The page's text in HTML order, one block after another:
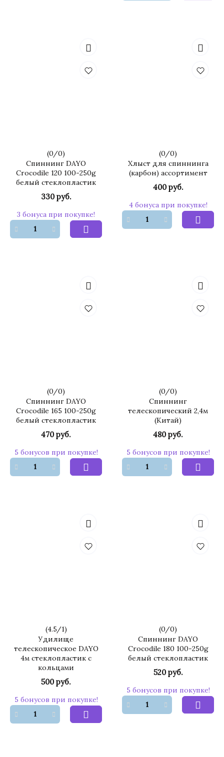
(0/0)
Спиннинг DAYO
Crocodile 120 100-250g
белый стеклопластик
330 руб.
3 бонуса при покупке!
(0/0)
Хлыст для спиннинга
(карбон) ассортимент
400 руб.
4 бонуса при покупке!
(0/0)
Спиннинг DAYO
Crocodile 165 100-250g
белый стеклопластик
470 руб.
5 бонусов при покупке!
(0/0)
Спиннинг
телескопический 2,4м
(Китай)
480 руб.
5 бонусов при покупке!
(4.5/1)
Удилище
телескопическое DAYO
4м стеклопластик с
кольцами
500 руб.
5 бонусов при покупке!
(0/0)
Спиннинг DAYO
Crocodile 180 100-250g
белый стеклопластик
520 руб.
5 бонусов при покупке!